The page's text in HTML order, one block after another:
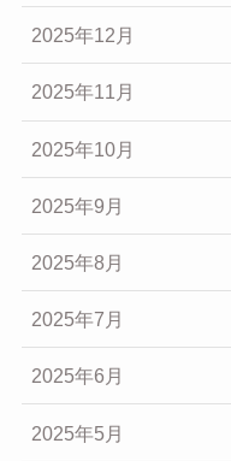
2025年12月
2025年11月
2025年10月
2025年9月
2025年8月
2025年7月
2025年6月
2025年5月